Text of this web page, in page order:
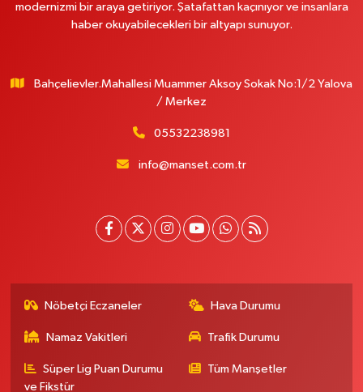
modernizmi bir araya getiriyor. Şatafattan kaçınıyor ve insanlara
haber okuyabilecekleri bir altyapı sunuyor.
Bahçelievler.Mahallesi Muammer Aksoy Sokak No:1/2 Yalova
/ Merkez
05532238981
info@manset.com.tr
Nöbetçi Eczaneler Hava Durumu
Namaz Vakitleri Trafik Durumu
Süper Lig Puan Durumu
ve Fikstür
Tüm Manşetler